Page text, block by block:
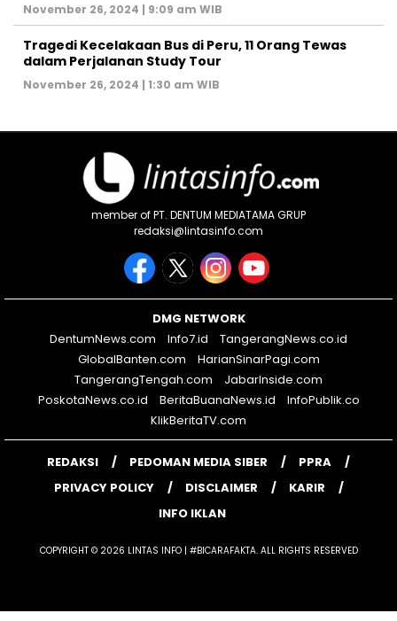
November 26, 2024 | 9:09 am WIB
Tragedi Kecelakaan Bus di Peru, 11 Orang Tewas
dalam Perjalanan Study Tour
November 26, 2024 | 1:30 am WIB
member of PT. DENTUM MEDIATAMA GRUP
redaksi@lintasinfo.com
DMG NETWORK
DentumNews.com
Info7.id
TangerangNews.co.id
GlobalBanten.com
HarianSinarPagi.com
TangerangTengah.com
JabarInside.com
PoskotaNews.co.id
BeritaBuanaNews.id
InfoPublik.co
KlikBeritaTV.com
REDAKSI PEDOMAN MEDIA SIBER
PPRA
PRIVACY POLICY
DISCLAIMER
KARIR
INFO IKLAN
COPYRIGHT © 2026 LINTAS INFO | #BICARAFAKTA. ALL RIGHTS RESERVED